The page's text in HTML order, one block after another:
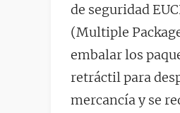
de seguridad
(Multiple
embalar los
retráctil para
mercancía y se